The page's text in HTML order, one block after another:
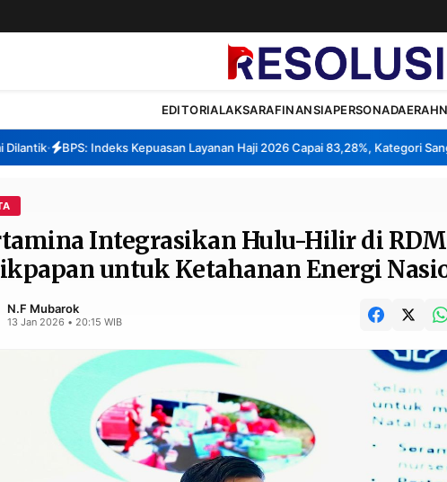
EDITORIALAKSARAFINANSIAPERSONADAERAH
• BPS: Indeks Kepuasan Layanan Haji 2026 Capai 83,28%, Kategori Sangat
Integrasikan Hulu-Hilir di
untuk Ketahanan Energi
N.F Mubarok
13 Jan 2026 • 20:15 WIB